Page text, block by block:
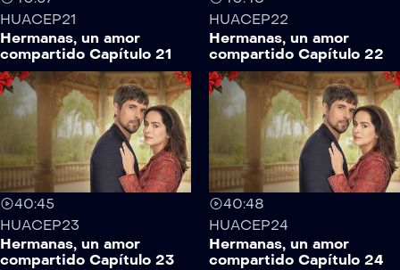
HUACEP21
Hermanas, un amor
compartido Capítulo 21
HUACEP22
Hermanas, un amor
compartido Capítulo 22
40:45
HUACEP23
Hermanas, un amor
compartido Capítulo 23
40:48
HUACEP24
Hermanas, un amor
compartido Capítulo 24